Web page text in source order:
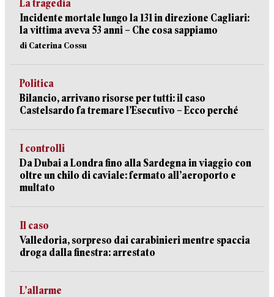
La tragedia
Incidente mortale lungo la 131 in direzione Cagliari:
la vittima aveva 53 anni – Che cosa sappiamo
di Caterina Cossu
Politica
Bilancio, arrivano risorse per tutti: il caso
Castelsardo fa tremare l’Esecutivo – Ecco perché
I controlli
Da Dubai a Londra fino alla Sardegna in viaggio con
oltre un chilo di caviale: fermato all’aeroporto e
multato
Il caso
Valledoria, sorpreso dai carabinieri mentre spaccia
droga dalla finestra: arrestato
L’allarme